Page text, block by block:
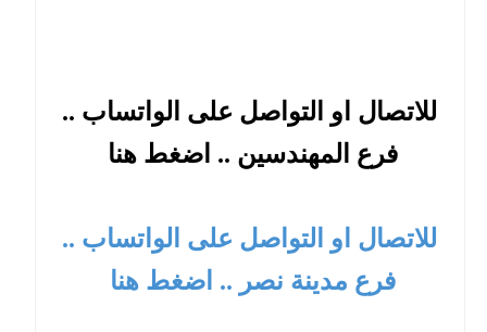
للاتصال او التواصل على الواتساب ..
فرع المهندسين .. اضغط هنا
للاتصال او التواصل على الواتساب ..
فرع مدينة نصر .. اضغط هنا